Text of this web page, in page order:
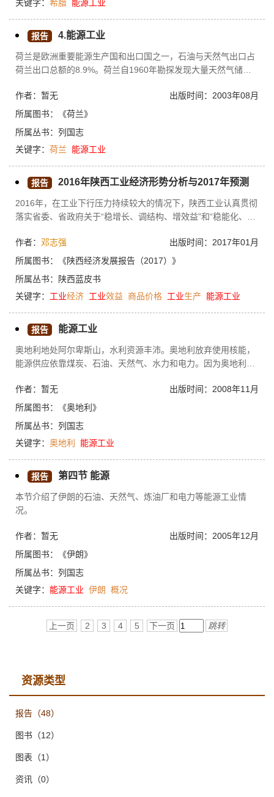
29.5%，石油和天然气为1%，各种可再生能源占5.3%。20世纪
90年代起，随着国内
关键字： 希腊 能源工业
报告 4.能源工业
荷兰是欧洲重要能源生产国和出口国之一，石油与天然气出口占
荷兰出口总额的8.9%。荷兰自1960年勘探发现大量天然气储量
出口量比1995年增长了19%。20世纪60年代荷兰的石油和天然
气主要产地是格罗宁根省，现在已开始向北海大陆架转移。荷兰
利和瑞士。荷兰的炼油业主要集中在鹿特丹港。以鹿特丹港为生
产基地的石油开采和提炼公司有荷兰皇家壳牌公司、埃索公司、
内烈富科公司（Nerefco）1
出版时间：2003年08月
作者：暂无
所属图书：
《荷兰》
所属丛书： 列国志
关键字： 荷兰 能源工业
报告 2016年陕西工业经济形势分析与2017年预测
2016年，在工业下行压力持续较大的情况下，陕西工业认真贯彻
落实省委、省政府关于“稳增长、调结构、增效益”和“稳能化、兴
作为重中之重。下半年，工业增长结束了连续4个月的下滑，开
始企稳回升；实现利润结束了前8个月的持续负增长，开始由负
素，预计2017年工业经济增长有望出现拐点。
出版时间：2017年01月
作者： 邓志强
所属图书：
《陕西经济发展报告（2017）》
所属丛书：
陕西蓝皮书
关键字： 工业经济 工业效益 商品价格 工业生产 能源工业
报告 能源工业
奥地利地处阿尔卑斯山，水利资源丰沛。奥地利放弃使用核能，
能源供应依靠煤炭、石油、天然气、水力和电力。因为奥地利水
座，电力工业十分发达，每年净出口电数十亿度，是世界第8大
电力输出国，在欧盟中使用可再生能源的比率最高。奥地利在建
电站主要分布在多瑙河流域和西部山区，其特点是规模小、造价
便宜。2003年，奥地利的工业制造、加工业和家庭用电量均比上
年有明显增长，电量消费增长了3.2%，约19
出版时间：2008年11月
作者：暂无
所属图书：
《奥地利》
所属丛书： 列国志
关键字： 奥地利 能源工业
报告 第四节 能源
本节介绍了伊朗的石油、天然气、炼油厂和电力等能源工业情
况。
出版时间：2005年12月
作者：暂无
所属图书：
《伊朗》
所属丛书： 列国志
关键字： 能源工业 伊朗 概况
上一页 2 3 4 5 下一页 跳转
资源类型
报告 （48）
图书 （12）
图表 （1）
资讯 （0）